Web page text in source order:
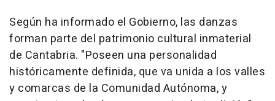
Según ha informado el Gobierno, las danzas
forman parte del patrimonio cultural inmaterial
de Cantabria. "Poseen una personalidad
históricamente definida, que va unida a los valles
y comarcas de la Comunidad Autónoma, y